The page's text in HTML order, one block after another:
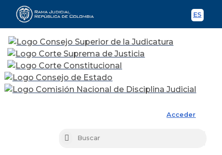
ES
Acceder
Buscar